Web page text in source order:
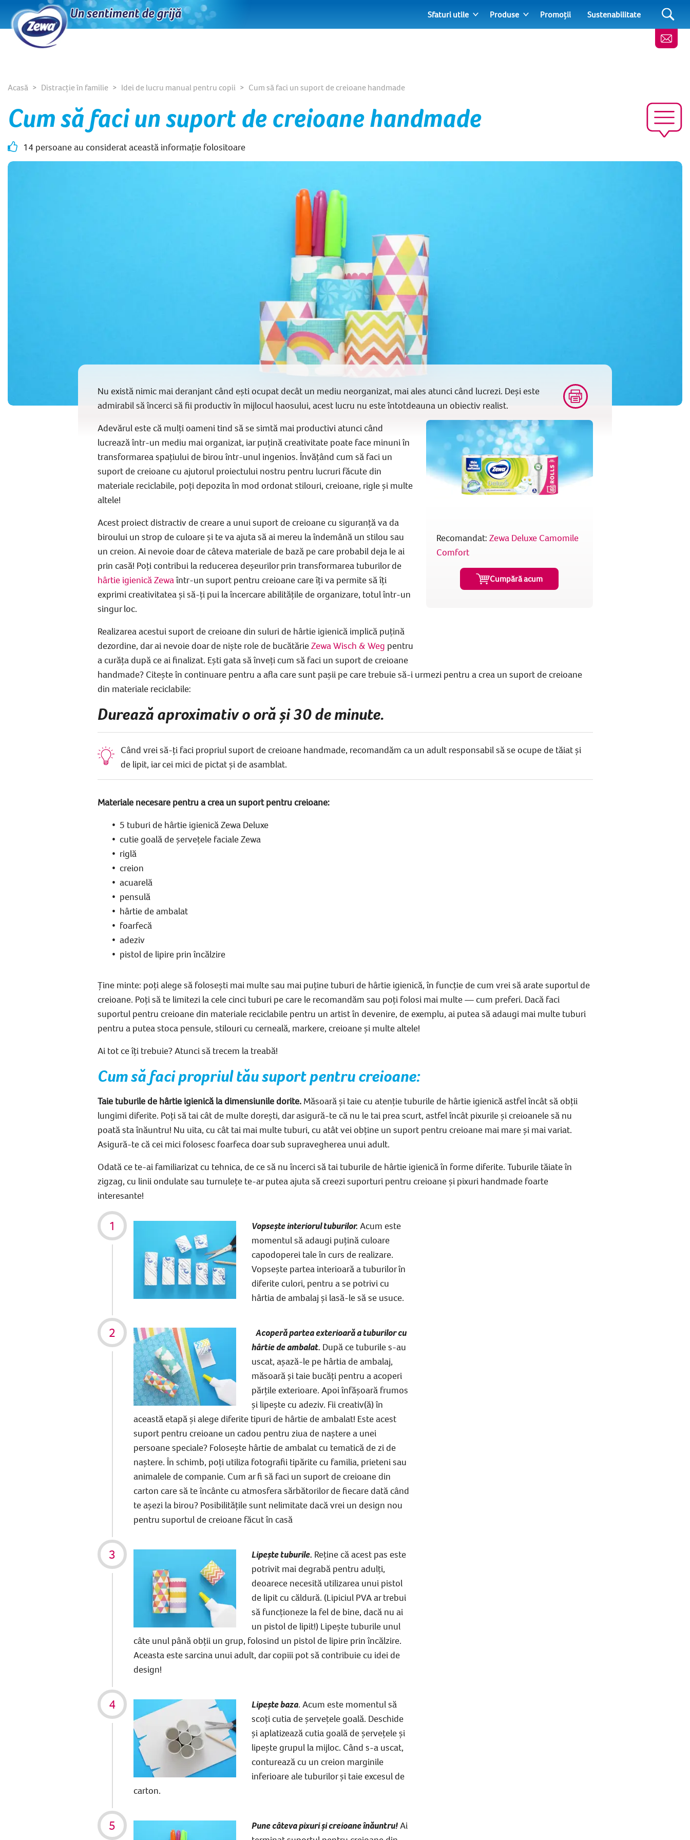
Sfaturi utile Produse Promoții Sustenabilitate
Acasă Distracție în familie Idei de lucru manual pentru copii Cum să faci un suport de creioane handmade
Cum să faci un suport de creioane handmade
14 persoane au considerat această informație folositoare
Recomandat: Zewa Deluxe Camomile
Comfort
Cumpără acum
Nu există nimic mai deranjant când ești ocupat decât un mediu neorganizat, mai ales atunci când lucrezi. Deși este
admirabil să încerci să fii productiv în mijlocul haosului, acest lucru nu este întotdeauna un obiectiv realist.
Adevărul este că mulți oameni tind să se simtă mai productivi atunci când
lucrează într-un mediu mai organizat, iar puțină creativitate poate face minuni în
transformarea spațiului de birou într-unul ingenios. Învățând cum să faci un
suport de creioanecu ajutorul proiectului nostru pentru lucruri făcute din
materiale reciclabile, poți depozita în mod ordonat stilouri, creioane, rigle și multe
altele!
Acest proiect distractiv de creare a unui suport de creioanecu siguranță va da
biroului un strop de culoare și te va ajuta să ai mereu la îndemână un stilou sau
un creion. Ai nevoie doar de câteva materiale de bază pe care probabil deja le ai
prin casă! Poți contribui la reducerea deșeurilor prin transformarea tuburilor de
hârtie igienică Zewaîntr-un suport pentru creioanecare îți va permite să îți
exprimi creativitatea și să-ți pui la încercare abilitățile de organizare, totul într-un
singur loc.
Realizarea acestui suport de creioane din suluri de hârtie igienică implică puțină
dezordine, dar ai nevoie doar de niște role de bucătărieZewa Wisch & Weg pentru
a curăța după ce ai finalizat. Ești gata să înveți cum să faci un suport de creioane
handmade? Citește în continuare pentru a afla care sunt pașii pe care trebuie să-i urmezi pentru a crea un suport de creioane
din materiale reciclabile:
Durează aproximativ o oră și 30 de minute.
Când vrei să-ți faci propriul suport de creioane handmade, recomandăm ca un adult responsabil să se ocupe de tăiat și
de lipit, iar cei mici de pictat și de asamblat.
Materiale necesare pentru a crea un suport pentru creioane:
5 tuburi de hârtie igienică Zewa Deluxe
cutie goală de șervețele faciale Zewa
riglă
creion
acuarelă
pensulă
hârtie de ambalat
foarfecă
adeziv
pistol de lipire prin încălzire
Ține minte: poți alege să folosești mai multe sau mai puține tuburi de hârtie igienică, în funcție de cum vrei să aratesuportul de
creioane. Poți să te limitezi la cele cinci tuburi pe care le recomandăm sau poți folosi mai multe — cum preferi. Dacă faci
suportul pentru creioane din materiale reciclabile pentru un artist în devenire, de exemplu, ai putea să adaugi mai multe tuburi
pentru a putea stoca pensule, stilouri cu cerneală, markere, creioane și multe altele!
Ai tot ce îți trebuie? Atunci să trecem la treabă!
Cum să faci propriul tăusuport pentru creioane:
Taie tuburile de hârtie igienică la dimensiunile dorite.Măsoară și taie cu atenție tuburile de hârtie igienică astfel încât să obții
lungimi diferite. Poți să tai cât de multe dorești, dar asigură-te că nu le tai prea scurt, astfel încât pixurile și creioanele să nu
poată sta înăuntru! Nu uita, cu cât tai mai multe tuburi, cu atât vei obține un suport pentru creioanemai mare și mai variat.
Asigură-te că cei mici folosesc foarfeca doar sub supravegherea unui adult.
Odată ce te-ai familiarizat cu tehnica, de ce să nu încerci să tai tuburile de hârtie igienică în forme diferite. Tuburile tăiate în
zigzag, cu linii ondulate sau turnulețe te-ar putea ajuta să creezi suporturi pentru creioaneși pixuri handmade foarte
interesante!
Vopsește interiorul tuburilor. Acum este
momentul să adaugi puțină culoare
capodoperei tale în curs de realizare.
Vopseștepartea interioară a tuburilor în
diferite culori, pentru a se potrivi cu
hârtia de ambalaj și lasă-le să se usuce.
Acoperă partea exterioară a tuburilor cu
hârtie de ambalat. După ce tuburile s-au
uscat, așază-le pe hârtia de ambalaj,
măsoară și taie bucăți pentru a acoperi
părțile exterioare. Apoi înfășoară frumos
și lipește cu adeziv. Fii creativ(ă) în
această etapă și alege diferite tipuri de hârtie de ambalat! Este acest
suport pentru creioane un cadou pentru ziua de naștere a unei
persoane speciale? Folosește hârtie de ambalat cu tematică de zi de
naștere. În schimb, poți utiliza fotografii tipărite cu familia, prieteni sau
animalele de companie. Cum ar fi să faci un suport de creioane din
carton care să te încânte cu atmosfera sărbătorilor de fiecare dată când
te așezi la birou? Posibilitățile sunt nelimitate dacă vrei un design nou
pentru suportul de creioane făcut în casă
Lipește tuburile. Reține că acest pas este
potrivit mai degrabă pentru adulți,
deoarece necesită utilizarea unui pistol
de lipit cu căldură. (Lipiciul PVA ar trebui
să funcționeze la fel de bine, dacă nu ai
un pistol de lipit!) Lipește tuburile unul
câte unul până obții un grup, folosind un pistol de lipire prin încălzire.
Aceasta este sarcina unui adult, dar copiii pot să contribuie cu idei de
design!
Lipește baza. Acum este momentul să
scoți cutia de șervețele goală. Deschide
și aplatizează cutia goală de șervețele și
lipește grupul la mijloc. Când s-a uscat,
conturează cu un creion marginile
inferioare ale tuburilorși taie excesul de
carton.
Pune câteva pixuri și creioane înăuntru!Ai